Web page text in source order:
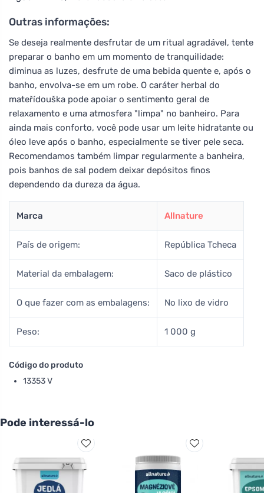
Outras informações:
Se deseja realmente desfrutar de um ritual agradável, tente
preparar o banho em um momento de tranquilidade:
diminua as luzes, desfrute de uma bebida quente e, após o
banho, envolva-se em um robe. O caráter herbal do
mateřídouška pode apoiar o sentimento geral de
relaxamento e uma atmosfera "limpa" no banheiro. Para
ainda mais conforto, você pode usar um leite hidratante ou
óleo leve após o banho, especialmente se tiver pele seca.
Recomendamos também limpar regularmente a banheira,
pois banhos de sal podem deixar depósitos finos
dependendo da dureza da água.
Marca Allnature
País de origem: República Tcheca
Material da embalagem: Saco de plástico
O que fazer com as embalagens: No lixo de vidro
Peso: 1 000 g
Código do produto
13353 V
Pode interessá-lo